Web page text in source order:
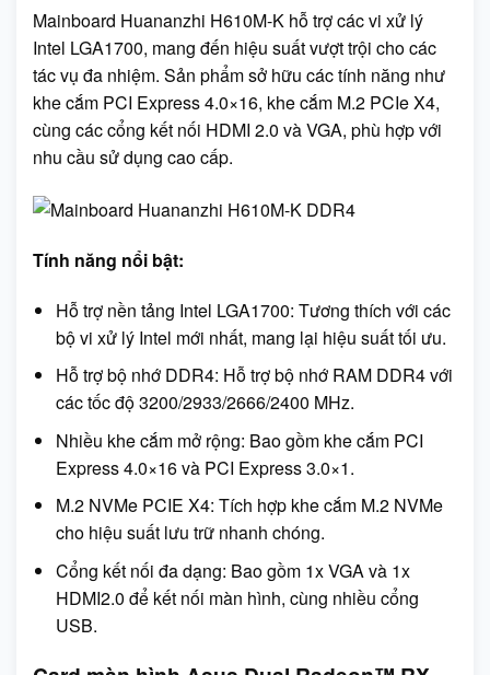
Mainboard Huananzhi H610M-K hỗ trợ các vi xử lý
Intel LGA1700, mang đến hiệu suất vượt trội cho các
tác vụ đa nhiệm. Sản phẩm sở hữu các tính năng như
khe cắm PCI Express 4.0×16, khe cắm M.2 PCIe X4,
cùng các cổng kết nối HDMI 2.0 và VGA, phù hợp với
nhu cầu sử dụng cao cấp.
Tính năng nổi bật:
Hỗ trợ nền tảng Intel LGA1700: Tương thích với các
bộ vi xử lý Intel mới nhất, mang lại hiệu suất tối ưu.
Hỗ trợ bộ nhớ DDR4: Hỗ trợ bộ nhớ RAM DDR4 với
các tốc độ 3200/2933/2666/2400 MHz.
Nhiều khe cắm mở rộng: Bao gồm khe cắm PCI
Express 4.0×16 và PCI Express 3.0×1.
M.2 NVMe PCIE X4: Tích hợp khe cắm M.2 NVMe
cho hiệu suất lưu trữ nhanh chóng.
Cổng kết nối đa dạng: Bao gồm 1x VGA và 1x
HDMI2.0 để kết nối màn hình, cùng nhiều cổng
USB.